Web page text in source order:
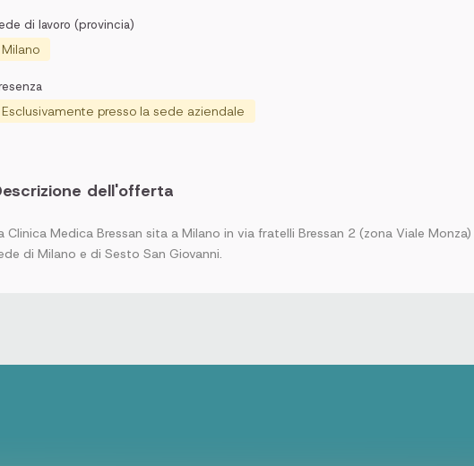
di lavoro (provincia)
Milano
Esclusivamente presso la sede aziendale
dell'offerta
Clinica Medica Bressan sita a Milano in via fratelli Bressan 2 (zona Viale
di Milano e di Sesto San Giovanni.